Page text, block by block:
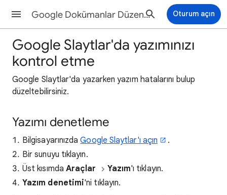
Google Dokümanlar Düzenleyicileri Yardım Oturum açın
Google Slaytlar'da yazımınızı
kontrol etme
Google Slaytlar'da yazarken yazım hatalarını bulup
düzeltebilirsiniz.
Yazımı denetleme
BilgisayarınızdaGoogle Slaytlar'ı açın
.
Bir sunuyu tıklayın.
Üst kısımda Araçlar Yazım'ı tıklayın.
Yazım denetimi'ni tıklayın.